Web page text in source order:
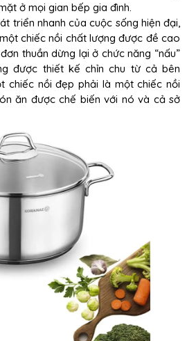
ở mọi gian bếp gia đình.
triển nhanh của cuộc sống hiện đại,
chiếc nồi chất lượng được đề cao
thuần dừng lại ở chức năng “nấu”
được thiết kế chỉn chu từ cả bên
chiếc nồi đẹp phải là một chiếc nồi
ăn được chế biến với nó và cả sở